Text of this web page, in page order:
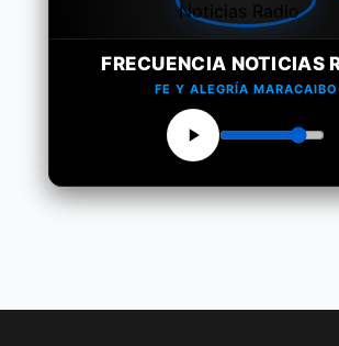
FRECUENCIA NOTICIAS
FE Y ALEGRÍA MARACAIBO